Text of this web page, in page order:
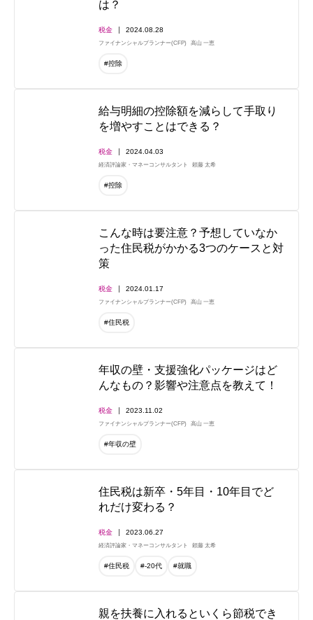
は？
税金 2024.08.28
ファイナンシャルプランナー(CFP) 高山 一恵
#控除
給与明細の控除額を減らして手取り
を増やすことはできる？
税金 2024.04.03
経済評論家・マネーコンサルタント 頼藤 太希
#控除
こんな時は要注意？予想していなか
った住民税がかかる3つのケースと対
策
税金 2024.01.17
ファイナンシャルプランナー(CFP) 高山 一恵
#住民税
年収の壁・支援強化パッケージはど
んなもの？影響や注意点を教えて！
税金 2023.11.02
ファイナンシャルプランナー(CFP) 高山 一恵
#年収の壁
住民税は新卒・5年目・10年目でど
れだけ変わる？
税金 2023.06.27
経済評論家・マネーコンサルタント 頼藤 太希
#住民税 #-20代 #就職
親を扶養に入れるといくら節税でき